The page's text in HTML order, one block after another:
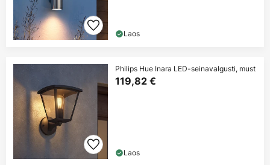
Laos
Philips Hue Inara LED-seinavalgusti, must
119,82 €
Laos